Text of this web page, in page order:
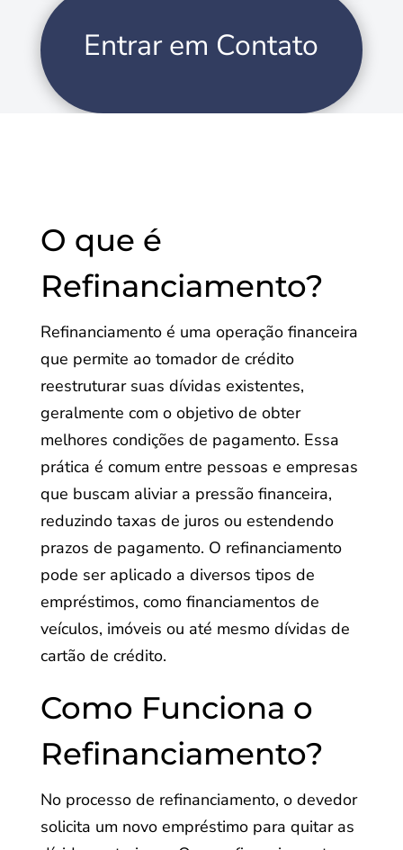
Entrar em Contato
O que é
Refinanciamento?
Refinanciamento é uma operação financeira
que permite ao tomador de crédito
reestruturar suas dívidas existentes,
geralmente com o objetivo de obter
melhores condições de pagamento. Essa
prática é comum entre pessoas e empresas
que buscam aliviar a pressão financeira,
reduzindo taxas de juros ou estendendo
prazos de pagamento. O refinanciamento
pode ser aplicado a diversos tipos de
empréstimos, como financiamentos de
veículos, imóveis ou até mesmo dívidas de
cartão de crédito.
Como Funciona o
Refinanciamento?
No processo de refinanciamento, o devedor
solicita um novo empréstimo para quitar as